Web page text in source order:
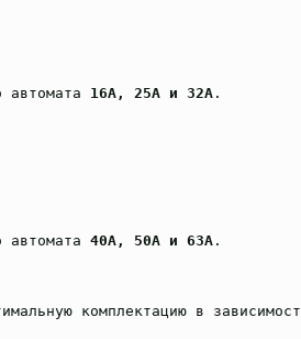
автомата 16А, 25А и 32А .
автомата 40А, 50А и 63А .
комплектацию в